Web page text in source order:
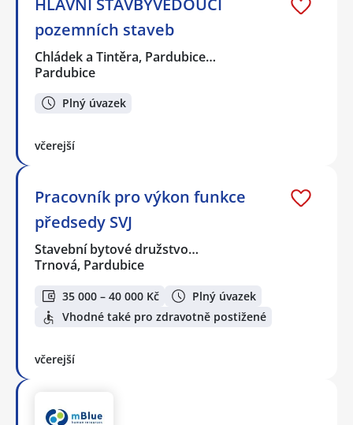
pozemních staveb
Chládek a Tintěra, Pardubice…
Pardubice
Plný úvazek
včerejší
Pracovník pro výkon funkce
předsedy SVJ
Stavební bytové družstvo…
Trnová, Pardubice
35 000 – 40 000 Kč
Plný úvazek
Vhodné také pro zdravotně postižené
včerejší